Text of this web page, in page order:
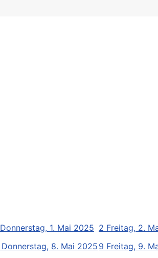
Donnerstag, 1. Mai 2025 2 Freitag, 2.
Donnerstag, 8. Mai 2025 9 Freitag, 9.